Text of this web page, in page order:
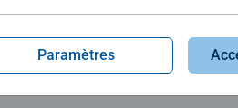
Paramètres